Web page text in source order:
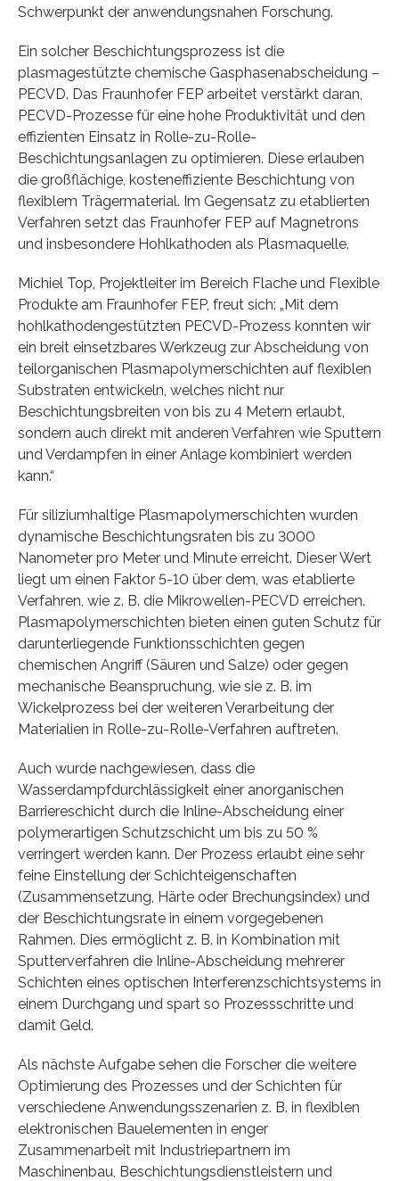
Schwerpunkt der anwendungsnahen Forschung.
Ein solcher Beschichtungsprozess ist die
plasmagestützte chemische Gasphasenabscheidung –
PECVD. Das Fraunhofer FEP arbeitet verstärkt daran,
PECVD-Prozesse für eine hohe Produktivität und den
effizienten Einsatz in Rolle-zu-Rolle-
Beschichtungsanlagen zu optimieren. Diese erlauben
die großflächige, kosteneffiziente Beschichtung von
flexiblem Trägermaterial. Im Gegensatz zu etablierten
Verfahren setzt das Fraunhofer FEP auf Magnetrons
und insbesondere Hohlkathoden als Plasmaquelle.
Michiel Top, Projektleiter im Bereich Flache und Flexible
Produkte am Fraunhofer FEP, freut sich: „Mit dem
hohlkathodengestützten PECVD-Prozess konnten wir
ein breit einsetzbares Werkzeug zur Abscheidung von
teilorganischen Plasmapolymerschichten auf flexiblen
Substraten entwickeln, welches nicht nur
Beschichtungsbreiten von bis zu 4 Metern erlaubt,
sondern auch direkt mit anderen Verfahren wie Sputtern
und Verdampfen in einer Anlage kombiniert werden
kann.“
Für siliziumhaltige Plasmapolymerschichten wurden
dynamische Beschichtungsraten bis zu 3000
Nanometer pro Meter und Minute erreicht. Dieser Wert
liegt um einen Faktor 5-10 über dem, was etablierte
Verfahren, wie z. B. die Mikrowellen-PECVD erreichen.
Plasmapolymerschichten bieten einen guten Schutz für
darunterliegende Funktionsschichten gegen
chemischen Angriff (Säuren und Salze) oder gegen
mechanische Beanspruchung, wie sie z. B. im
Wickelprozess bei der weiteren Verarbeitung der
Materialien in Rolle-zu-Rolle-Verfahren auftreten.
Auch wurde nachgewiesen, dass die
Wasserdampfdurchlässigkeit einer anorganischen
Barriereschicht durch die Inline-Abscheidung einer
polymerartigen Schutzschicht um bis zu 50 %
verringert werden kann. Der Prozess erlaubt eine sehr
feine Einstellung der Schichteigenschaften
(Zusammensetzung, Härte oder Brechungsindex) und
der Beschichtungsrate in einem vorgegebenen
Rahmen. Dies ermöglicht z. B. in Kombination mit
Sputterverfahren die Inline-Abscheidung mehrerer
Schichten eines optischen Interferenzschichtsystems in
einem Durchgang und spart so Prozessschritte und
damit Geld.
Als nächste Aufgabe sehen die Forscher die weitere
Optimierung des Prozesses und der Schichten für
verschiedene Anwendungsszenarien z. B. in flexiblen
elektronischen Bauelementen in enger
Zusammenarbeit mit Industriepartnern im
Maschinenbau, Beschichtungsdienstleistern und